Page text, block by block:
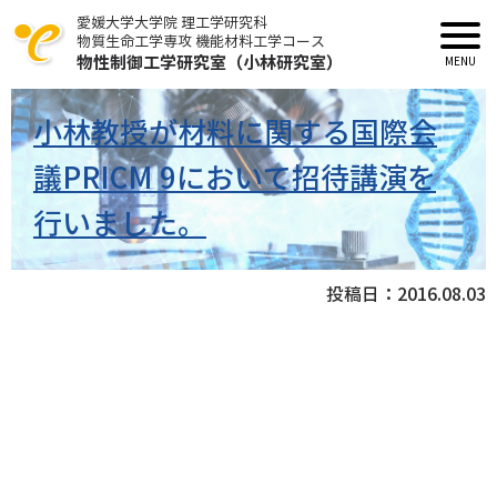
愛媛大学大学院 理工学研究科
物質生命工学専攻 機能材料工学コース
物性制御工学研究室（小林研究室）
小林教授が材料に関する国際会
議PRICM 9において招待講演を
行いました。
投稿日： 2016.08.03